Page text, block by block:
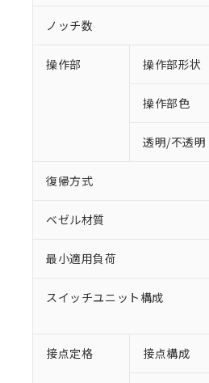
ノッチ数
操作部 操作部形状
操作部色
透明/不透明
復帰方式
ベゼル材質
最小適用負荷
スイッチユニット構成
接点定格 接点構成